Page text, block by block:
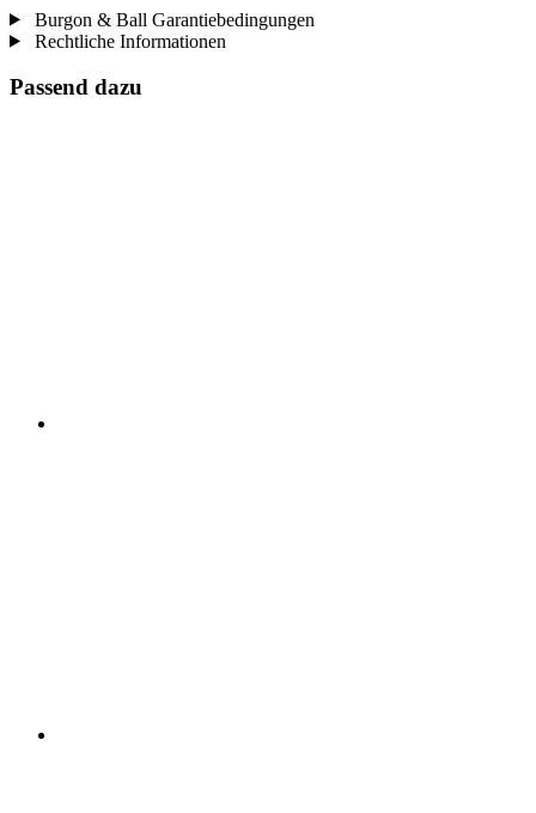
Burgon & Ball Garantiebedingungen
Rechtliche Informationen
Passend dazu